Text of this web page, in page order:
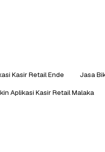
Kasir Retail Ende Jasa
Aplikasi Kasir Retail Malaka